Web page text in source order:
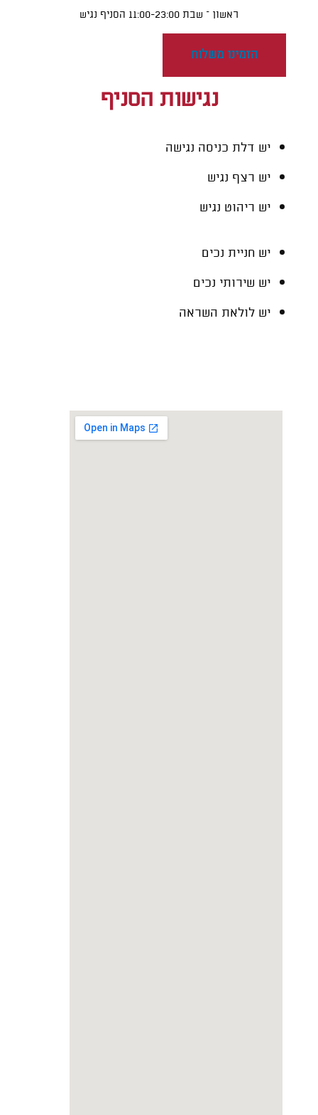
ראשון – שבת 11:00-23:00 הסניף נגיש
הזמינו משלוח
נגישות הסניף
יש דלת כניסה נגישה
יש רצף נגיש
יש ריהוט נגיש
יש חניית נכים
יש שירותי נכים
יש לולאת השראה